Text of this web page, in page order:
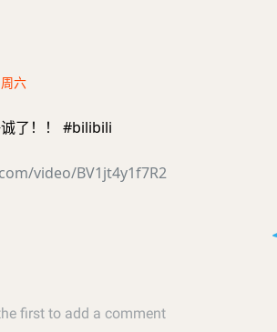
六
了！！ #bilibili
video/BV1jt4y1f7R2